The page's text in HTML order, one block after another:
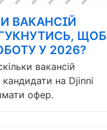
ВАКАНСІЙ
ЩОБ
У 2026?
вакансій
кандидати на Djinni
офер.